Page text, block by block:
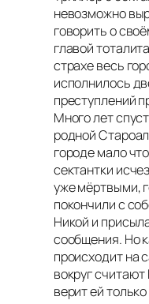
невозможно
говорить о
главой
страхе весь
исполнилось
преступлений
Много лет
родной
городе мало
сектантки
уже мёртвыми,
покончили с
Никой и
сообщения. Но
происходит на
вокруг
верит ей